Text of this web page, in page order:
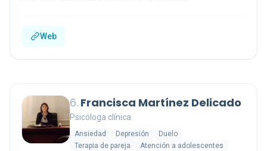
Web
6. Francisca Martínez Delicado
Psicóloga clínica
Ansiedad Depresión
Duelo
Terapia de pareja
Atención a adolescentes